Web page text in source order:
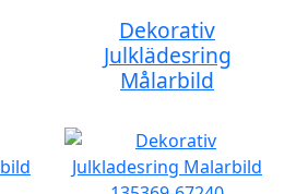
Dekorativ
Julklädesring
Målarbild